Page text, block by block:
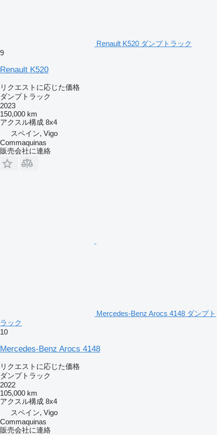
Renault K520 ダンプトラック
9
Renault K520
リクエストに応じた価格
ダンプトラック
2023
150,000 km
アクスル構成 8x4
スペイン, Vigo
Commaquinas
販売会社に連絡
Mercedes-Benz Arocs 4148 ダンプト
ラック
10
Mercedes-Benz Arocs 4148
リクエストに応じた価格
ダンプトラック
2022
105,000 km
アクスル構成 8x4
スペイン, Vigo
Commaquinas
販売会社に連絡